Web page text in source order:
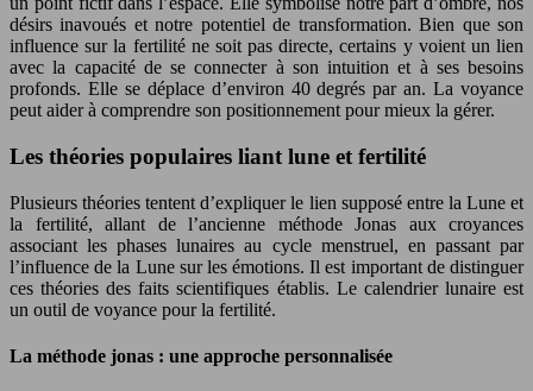
désirs inavoués et notre potentiel de transformation. Bien que son
influence sur la fertilité ne soit pas directe, certains y voient un lien
avec la capacité de se connecter à son intuition et à ses besoins
profonds. Elle se déplace d’environ 40 degrés par an. La voyance
peut aider à comprendre son positionnement pour mieux la gérer.
Les théories populaires liant lune et fertilité
Plusieurs théories tentent d’expliquer le lien supposé entre la Lune et
la fertilité, allant de l’ancienne méthode Jonas aux croyances
associant les phases lunaires au cycle menstruel, en passant par
l’influence de la Lune sur les émotions. Il est important de distinguer
ces théories des faits scientifiques établis. Le calendrier lunaire est
un outil de voyance pour la fertilité.
La méthode jonas : une approche personnalisée